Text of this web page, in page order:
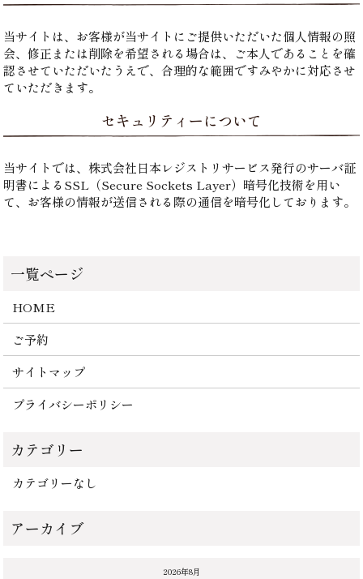
当サイトは、お客様が当サイトにご提供いただいた個人情報の照
会、修正または削除を希望される場合は、ご本人であることを確
認させていただいたうえで、合理的な範囲ですみやかに対応させ
ていただきます。
セキュリティーについて
当サイトでは、株式会社日本レジストリサービス発行のサーバ証
明書によるSSL（Secure Sockets Layer）暗号化技術を用い
て、お客様の情報が送信される際の通信を暗号化しております。
HOME
ご予約
サイトマップ
プライバシーポリシー
カテゴリーなし
2026年8月